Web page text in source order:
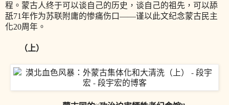
程。蒙古人终于可以谈自己的历史，谈自己的祖先，可以舔
舐71年作为苏联附庸的惨痛伤口——谨以此文纪念蒙古民主
化20周年。
（上）